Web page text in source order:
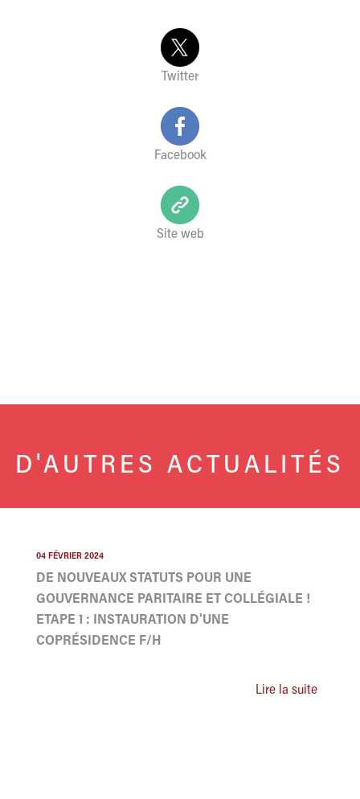
Twitter
Facebook
Site web
D'AUTRES ACTUALITÉS
04 FÉVRIER 2024
DE NOUVEAUX STATUTS POUR UNE
GOUVERNANCE PARITAIRE ET COLLÉGIALE !
ETAPE 1 : INSTAURATION D'UNE
COPRÉSIDENCE F/H
Lire la suite